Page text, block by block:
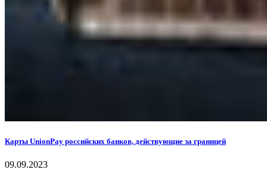
Карты UnionPay российских банков, действующие за границей
09.09.2023